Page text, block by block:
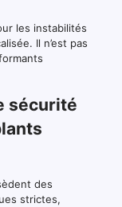
les instabilités
Il n’est pas
sécurité
des
strictes,